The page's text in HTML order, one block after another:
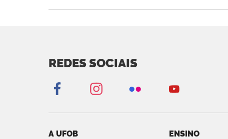
REDES SOCIAIS
A UFOB ENSINO